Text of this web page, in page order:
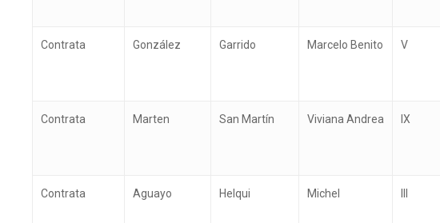
Contrata González Garrido Marcelo Benito V
Contrata Marten San Martín Viviana Andrea IX
Contrata Aguayo Helqui Michel